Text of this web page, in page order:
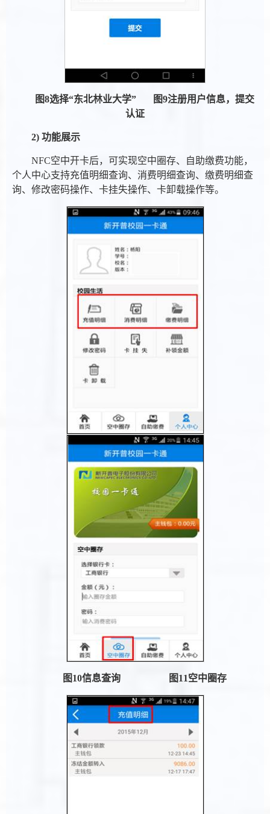
图8选择“东北林业大学” 图9注册用户信息，提交
认证
2) 功能展示
NFC空中开卡后，可实现空中圈存、自助缴费功能，
个人中心支持充值明细查询、消费明细查询、缴费明细查
询、修改密码操作、卡挂失操作、卡卸载操作等。
图10信息查询 图11空中圈存